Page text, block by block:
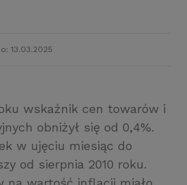
13.03.2025
wskaźnik cen towarów i
obniżył się od 0,4%.
w ujęciu miesiąc do
od sierpnia 2010 roku.